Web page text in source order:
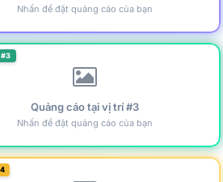
Nhấn để đặt quảng cáo của bạn
Quảng cáo tại vị trí #3
Nhấn để đặt quảng cáo của bạn